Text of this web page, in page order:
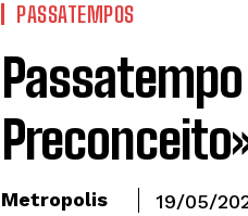
PASSATEMPOS
Metropolis 19/05/